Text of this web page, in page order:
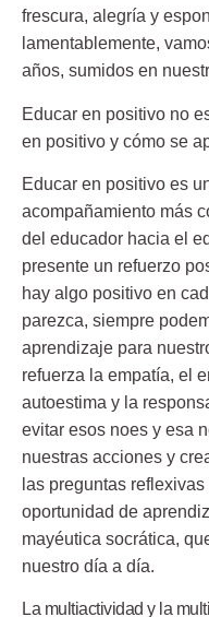
frescura, alegría y
lamentablemente,
años, sumidos en
Educar en positivo no
en positivo y cómo se
Educar en positivo es
acompañamiento más
del educador hacia el
presente un refuerzo
hay algo positivo en
parezca, siempre
aprendizaje para
refuerza la empatía, el
autoestima y la
evitar esos noes y esa
nuestras acciones y
las preguntas
oportunidad de
mayéutica socrática,
nuestro día a día.
La multiactividad y la